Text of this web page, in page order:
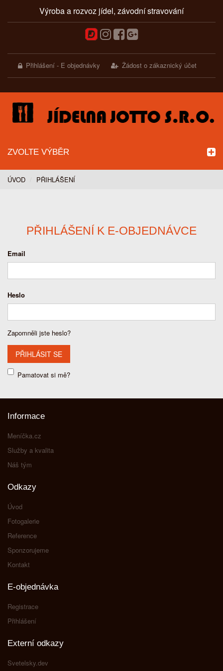
Výroba a rozvoz jídel, závodní stravování
Přihlášení - E objednávky Žádost o zákaznický účet
ZVOLTE VÝBĚR
ÚVOD PŘIHLÁŠENÍ
PŘIHLÁŠENÍ K E-OBJEDNÁVCE
Email
Heslo
Zapomněli jste heslo?
Pamatovat si mě?
Informace
Meníčka.cz
Služby a kvalita
Náš tým
Odkazy
Úvod
Fotogalerie
Reference
Sponzorujeme
Kontakt
E-objednávka
Registrace
Přihlášení
Externí odkazy
Svetelsky.dev